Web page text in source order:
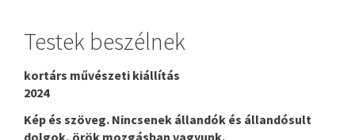
Testek beszélnek
kortárs művészeti kiállítás
2024
Kép és szöveg. Nincsenek állandók és állandósult
dolgok, örök mozgásban vagyunk.